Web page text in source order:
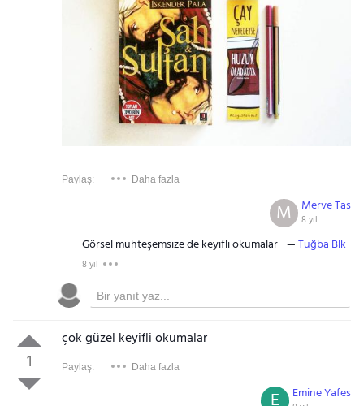
Paylaş: Daha fazla
Merve Tas
8 yıl
M
Görsel muhteşemsize de keyifli okumalar Tuğba Blk
8 yıl
1
çok güzel keyifli okumalar
Paylaş: Daha fazla
Emine Yafes